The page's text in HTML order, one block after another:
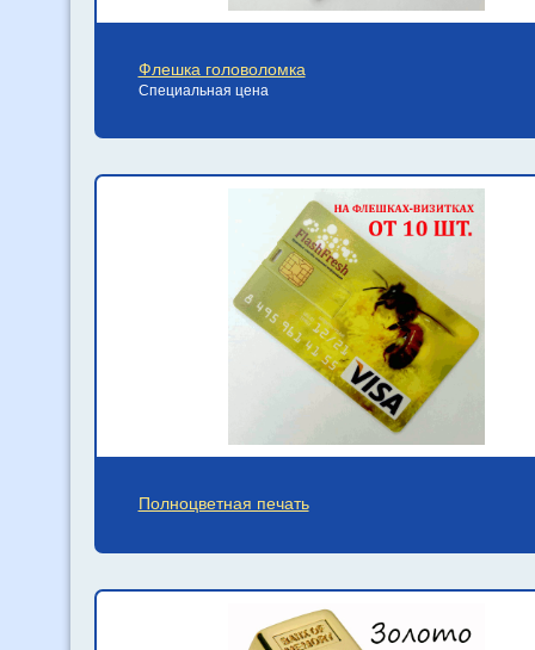
Флешка головоломка
Специальная цена
Полноцветная печать